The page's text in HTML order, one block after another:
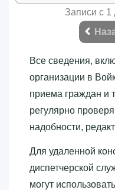
Записи с 1
Все сведения,
организации в
приема граждан и
регулярно
надобности,
Для удаленной
диспетчерской
могут